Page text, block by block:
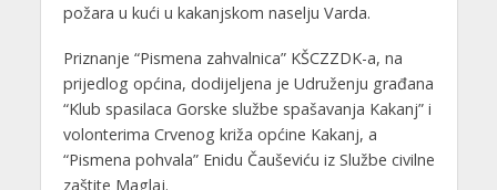
požara u kući u kakanjskom naselju Varda.
Priznanje “Pismena zahvalnica” KŠCZZDK-a, na
prijedlog općina, dodijeljena je Udruženju građana
“Klub spasilaca Gorske službe spašavanja Kakanj” i
volonterima Crvenog križa općine Kakanj, a
“Pismena pohvala” Enidu Čauševiću iz Službe civilne
zaštite Maglaj.